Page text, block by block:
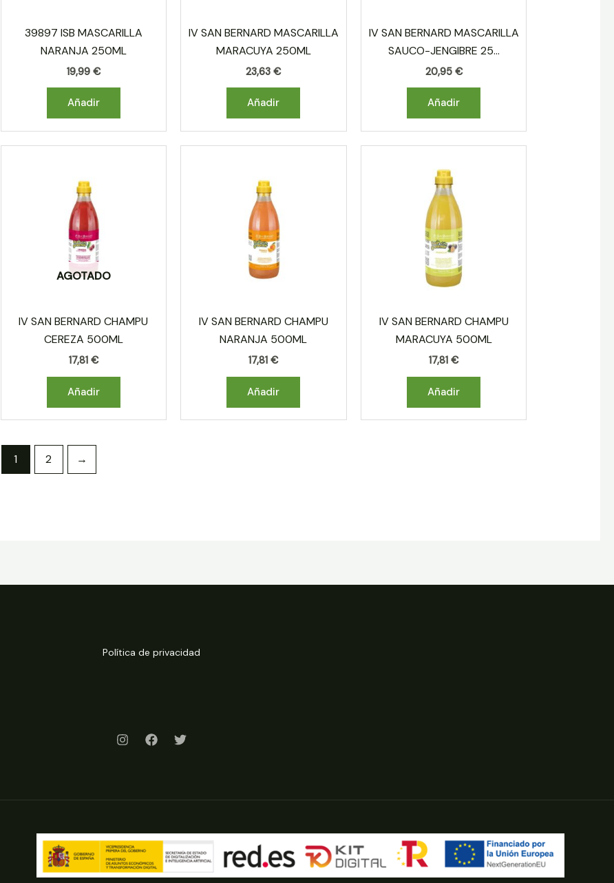
39897 ISB MASCARILLA
NARANJA 250ML
19,99 €
Añadir
IV SAN BERNARD MASCARILLA
MARACUYA 250ML
23,63€
Añadir
IV SAN BERNARD MASCARILLA
SAUCO-JENGIBRE 25...
20,95 €
Añadir
AGOTADO
IV SAN BERNARD CHAMPU
CEREZA 500ML
17,81 €
Añadir
IV SAN BERNARD CHAMPU
NARANJA 500ML
17,81€
Añadir
IV SAN BERNARD CHAMPU
MARACUYA 500ML
17,81 €
Añadir
1 2 →
Política de privacidad